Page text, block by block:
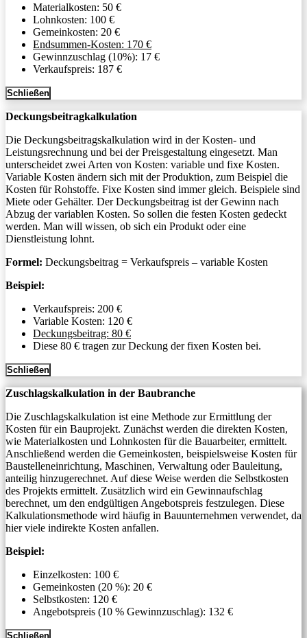
Materialkosten: 50 €
Lohnkosten: 100 €
Gemeinkosten: 20 €
Endsummen-Kosten: 170 €
Gewinnzuschlag (10%): 17 €
Verkaufspreis: 187 €
Schließen
Deckungsbeitragkalkulation
Die Deckungsbeitragskalkulation wird in der Kosten- und
Leistungsrechnung und bei der Preisgestaltung eingesetzt. Man
unterscheidet zwei Arten von Kosten: variable und fixe Kosten.
Variable Kosten ändern sich mit der Produktion, zum Beispiel die
Kosten für Rohstoffe. Fixe Kosten sind immer gleich. Beispiele sind
Miete oder Gehälter. Der Deckungsbeitrag ist der Gewinn nach
Abzug der variablen Kosten. So sollen die festen Kosten gedeckt
werden. Man will wissen, ob sich ein Produkt oder eine
Dienstleistung lohnt.
Formel: Deckungsbeitrag = Verkaufspreis – variable Kosten
Beispiel:
Verkaufspreis: 200 €
Variable Kosten: 120 €
Deckungsbeitrag: 80 €
Diese 80 € tragen zur Deckung der fixen Kosten bei.
Schließen
Zuschlagskalkulation in der Baubranche
Die Zuschlagskalkulation ist eine Methode zur Ermittlung der
Kosten für ein Bauprojekt. Zunächst werden die direkten Kosten,
wie Materialkosten und Lohnkosten für die Bauarbeiter, ermittelt.
Anschließend werden die Gemeinkosten, beispielsweise Kosten für
Baustelleneinrichtung, Maschinen, Verwaltung oder Bauleitung,
anteilig hinzugerechnet. Auf diese Weise werden die Selbstkosten
des Projekts ermittelt. Zusätzlich wird ein Gewinnaufschlag
berechnet, um den endgültigen Angebotspreis festzulegen. Diese
Kalkulationsmethode wird häufig in Bauunternehmen verwendet, da
hier viele indirekte Kosten anfallen.
Beispiel:
Einzelkosten: 100 €
Gemeinkosten (20 %): 20 €
Selbstkosten: 120 €
Angebotspreis (10 % Gewinnzuschlag): 132 €
Schließen